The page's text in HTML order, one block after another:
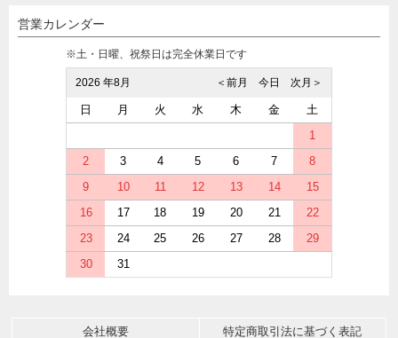
営業カレンダー
※土・日曜、祝祭日は完全休業日です
2026 年8月 次月＞
今日
＜前月
日 月 火 水 木 金
土
1
2
3 4 5 6 7
8
9
10 11 12 13 14
15
16
17 18 19 20 21
22
23
24 25 26 27 28
29
30
31
会社概要 特定商取引法に基づく表記